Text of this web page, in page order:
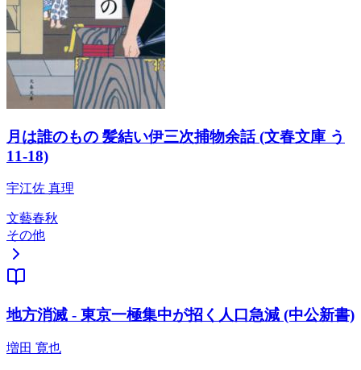
月は誰のもの 髪結い伊三次捕物余話 (文春文庫 う
11-18)
宇江佐 真理
文藝春秋
その他
地方消滅 - 東京一極集中が招く人口急減 (中公新書)
増田 寛也